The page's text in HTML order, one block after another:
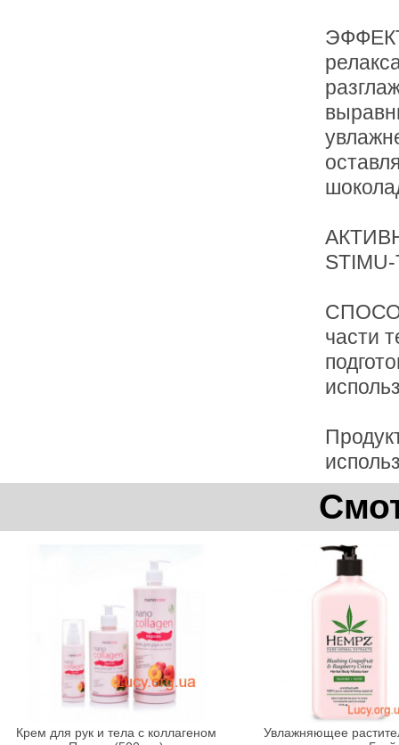
части
Крем для рук и тела с коллагеном
Увлажняющее